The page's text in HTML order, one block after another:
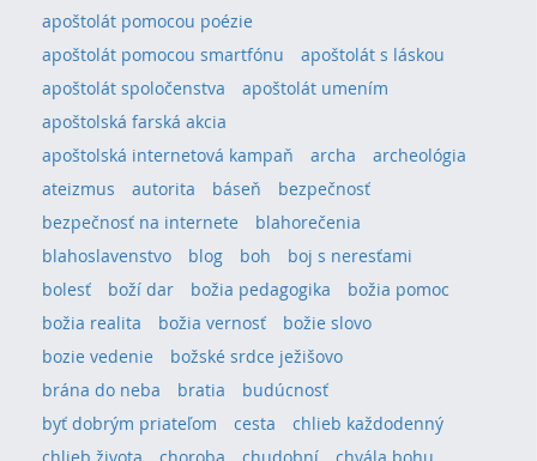
apoštolát pomocou poézie
apoštolát pomocou smartfónu
apoštolát s láskou
apoštolát spoločenstva
apoštolát umením
apoštolská farská akcia
apoštolská internetová kampaň
archa
archeológia
ateizmus
autorita báseň
bezpečnosť
bezpečnosť na internete
blahorečenia
blahoslavenstvo
blog boh
boj s neresťami
bolesť
boží dar božia pedagogika
božia pomoc
božia realita
božia vernosť
božie slovo
bozie vedenie
božské srdce ježišovo
brána do neba
bratia
budúcnosť
byť dobrým priateľom
cesta
chlieb každodenný